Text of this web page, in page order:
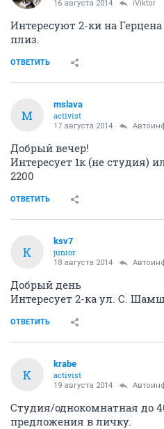
16 августа 2014 iViktor
Интересуют 2-ки на
плиз.
ОТВЕТИТЬ
M
mslava
activist
17 августа 2014
Добрый вечер!
Интересует 1к (не студия)
2200
ОТВЕТИТЬ
K
ksv7
junior
18 августа 2014
Добрый день
Интересует 2-ка ул. С.
ОТВЕТИТЬ
K
krabe
activist
19 августа 2014
Студия/однокомнатная до
предложения в личку.